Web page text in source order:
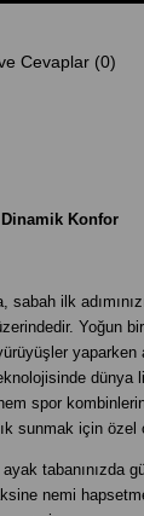
Cevaplar (0)
Konfor
ilk
Yoğun
yaparken
dünya
spor
sunmak için özel
tabanınızda
nemi